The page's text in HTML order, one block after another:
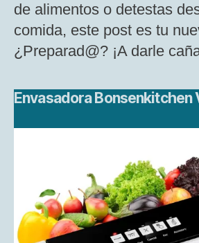
de alimentos o detestas
comida, este post es tu
¿Preparad@? ¡A darle
Envasadora Bonsenkitchen